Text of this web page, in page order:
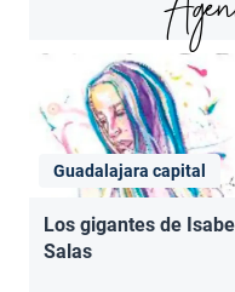
Guadalajara capital
Los gigantes de
Salas